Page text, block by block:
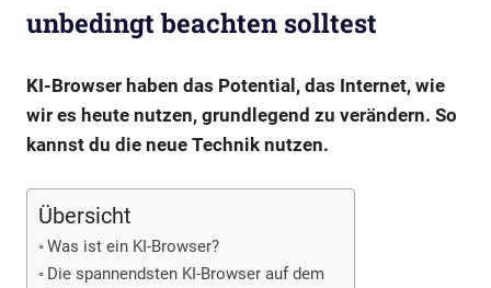
unbedingt beachten solltest
KI-Browser haben das Potential, das Internet, wie
wir es heute nutzen, grundlegend zu verändern. So
kannst du die neue Technik nutzen.
Übersicht
Was ist ein KI-Browser?
Die spannendsten KI-Browser auf dem